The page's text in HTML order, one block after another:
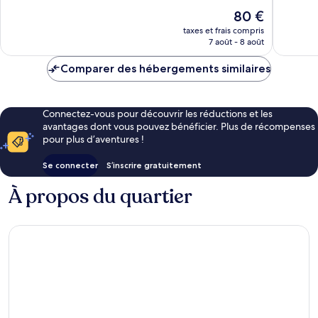
Le
nouveau
prix
de
80 €
taxes et frais compris
7 août - 8 août
Comparer des hébergements similaires
Connectez-vous pour découvrir les réductions et les
avantages dont vous pouvez bénéficier. Plus de récompenses
pour plus d’aventures !
Se connecter S’inscrire gratuitement
À propos du quartier